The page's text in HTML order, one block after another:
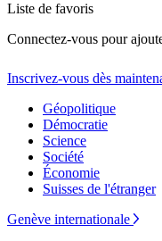
Liste de favoris
Connectez-vous pour
Inscrivez-vous dès
Géopolitique
Démocratie
Science
Société
Économie
Suisses de l'étranger
Genève internationale